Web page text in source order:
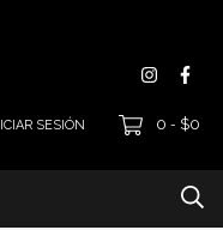
SESIÓN 0 - $0